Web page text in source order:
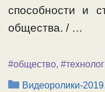
способности и
общества. / …
#общество,
Рубрики
Видеоролики-2019